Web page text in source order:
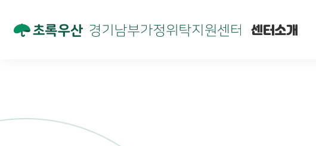
센터소개